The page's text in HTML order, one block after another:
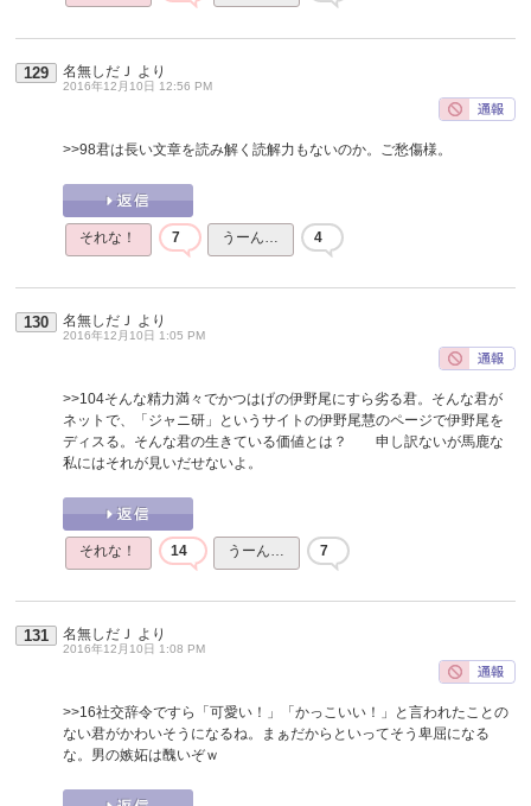
129 名無しだＪ より
2016年12月10日 12:56 PM
>>98君は長い文章を読み解く読解力もないのか。ご愁傷様。
それな！ 7 うーん… 4
130 名無しだＪ より
2016年12月10日 1:05 PM
>>104そんな精力満々でかつはげの伊野尾にすら劣る君。そんな君が
ネットで、「ジャニ研」というサイトの伊野尾慧のページで伊野尾を
ディスる。そんな君の生きている価値とは？ 申し訳ないが馬鹿な
私にはそれが見いだせないよ。
それな！ 14 うーん… 7
131 名無しだＪ より
2016年12月10日 1:08 PM
>>16社交辞令ですら「可愛い！」「かっこいい！」と言われたことの
ない君がかわいそうになるね。まぁだからといってそう卑屈になる
な。男の嫉妬は醜いぞｗ